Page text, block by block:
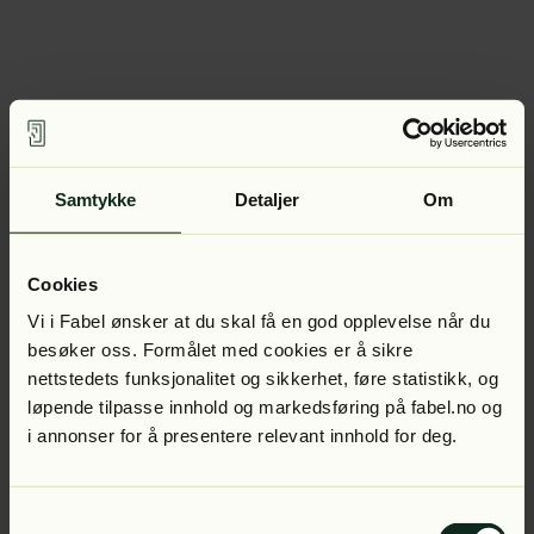
Samtykke Detaljer Om
Cookies
Vi i Fabel ønsker at du skal få en god opplevelse når du
besøker oss. Formålet med cookies er å sikre
nettstedets funksjonalitet og sikkerhet, føre statistikk, og
løpende tilpasse innhold og markedsføring på fabel.no og
i annonser for å presentere relevant innhold for deg.